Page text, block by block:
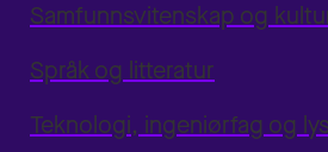
Samfunnsvitenskap og
Språk og litteratur
Teknologi, ingeniørfag og